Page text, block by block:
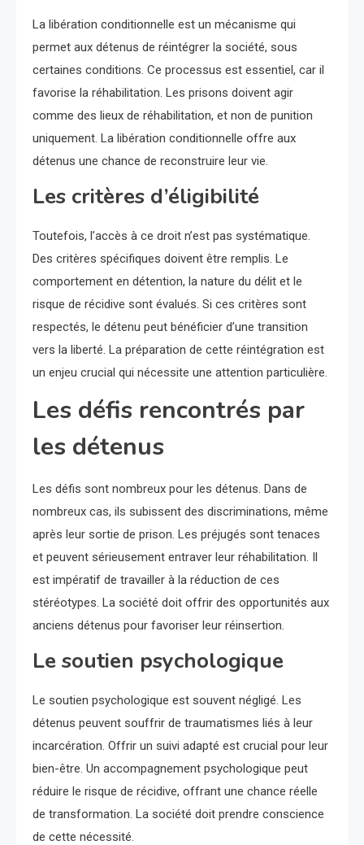
La libération conditionnelle est un mécanisme qui
permet aux détenus de réintégrer la société, sous
certaines conditions. Ce processus est essentiel, car il
favorise la réhabilitation. Les prisons doivent agir
comme des lieux de réhabilitation, et non de punition
uniquement. La libération conditionnelle offre aux
détenus une chance de reconstruire leur vie.
Les critères d’éligibilité
Toutefois, l’accès à ce droit n’est pas systématique.
Des critères spécifiques doivent être remplis. Le
comportement en détention, la nature du délit et le
risque de récidive sont évalués. Si ces critères sont
respectés, le détenu peut bénéficier d’une transition
vers la liberté. La préparation de cette réintégration est
un enjeu crucial qui nécessite une attention particulière.
Les défis rencontrés par
les détenus
Les défis sont nombreux pour les détenus. Dans de
nombreux cas, ils subissent des discriminations, même
après leur sortie de prison. Les préjugés sont tenaces
et peuvent sérieusement entraver leur réhabilitation. Il
est impératif de travailler à la réduction de ces
stéréotypes. La société doit offrir des opportunités aux
anciens détenus pour favoriser leur réinsertion.
Le soutien psychologique
Le soutien psychologique est souvent négligé. Les
détenus peuvent souffrir de traumatismes liés à leur
incarcération. Offrir un suivi adapté est crucial pour leur
bien-être. Un accompagnement psychologique peut
réduire le risque de récidive, offrant une chance réelle
de transformation. La société doit prendre conscience
de cette nécessité.